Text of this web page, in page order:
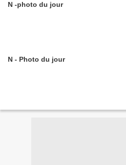
N -photo du jour
N - Photo du jour